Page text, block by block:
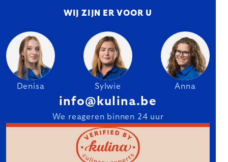
WIJ ZIJN ER VOOR U
Denisa Sylwie Anna
info@kulina.be
We reageren binnen 24 uur